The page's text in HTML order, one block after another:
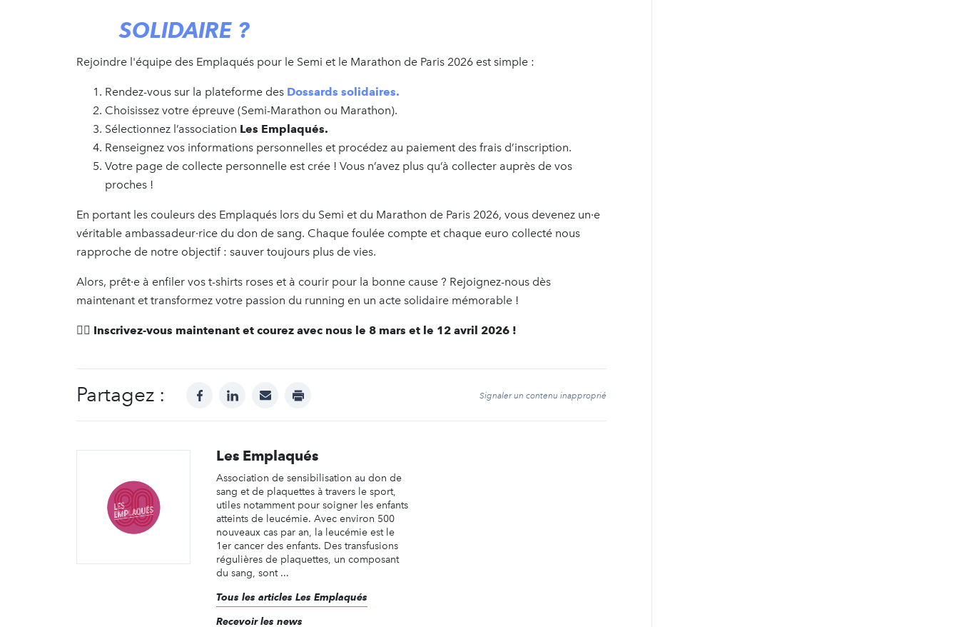
SOLIDAIRE ?
Rejoindre l'équipe des Emplaqués pour le Semi et le Marathon de Paris 2026 est simple :
Rendez-vous sur la plateforme des Dossards solidaires.
Choisissez votre épreuve (Semi-Marathon ou Marathon).
Sélectionnez l’association Les Emplaqués.
Renseignez vos informations personnelles et procédez au paiement des frais d’inscription.
Votre page de collecte personnelle est crée ! Vous n’avez plus qu’à collecter auprès de vos
proches !
En portant les couleurs des Emplaqués lors du Semi et du Marathon de Paris 2026, vous devenez un·e
véritable ambassadeur·rice du don de sang. Chaque foulée compte et chaque euro collecté nous
rapproche de notre objectif : sauver toujours plus de vies.
Alors, prêt·e à enfiler vos t-shirts roses et à courir pour la bonne cause ? Rejoignez-nous dès
maintenant et transformez votre passion du running en un acte solidaire mémorable !
🏃‍♂️ Inscrivez-vous maintenant et courez avec nous le 8 mars et le 12 avril 2026 !
Partagez : facebooklinkedinmail print Signaler un contenu inapproprié
Les Emplaqués
Association de sensibilisation au don de
sang et de plaquettes à travers le sport,
utiles notamment pour soigner les enfants
atteints de leucémie. Avec environ 500
nouveaux cas par an, la leucémie est le
1er cancer des enfants. Des transfusions
régulières de plaquettes, un composant
du sang, sont ...
Tous les articles Les Emplaqués
Recevoir les news